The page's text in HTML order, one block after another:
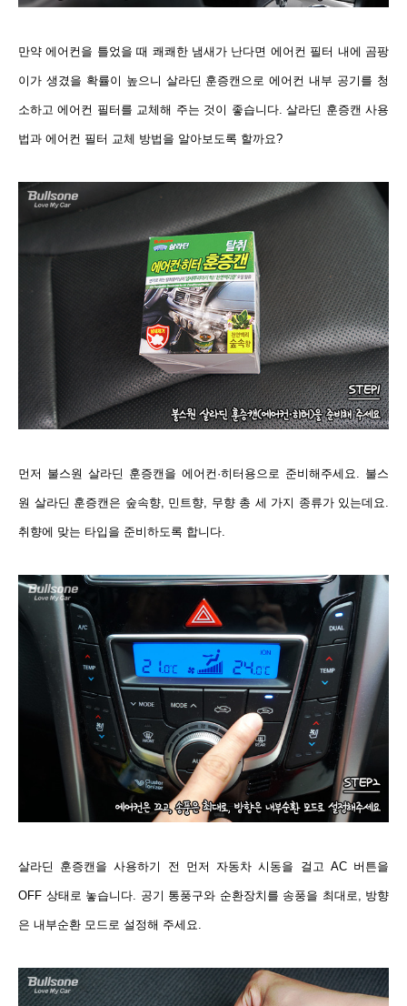
만약 에어컨을 틀었을 때 쾌쾌한 냄새가 난다면 에어컨 필터 내에 곰팡
이가 생겼을 확률이 높으니 살라딘 훈증캔으로 에어컨 내부 공기를 청
소하고 에어컨 필터를 교체해 주는 것이 좋습니다. 살라딘 훈증캔 사용
법과 에어컨 필터 교체 방법을 알아보도록 할까요?
먼저 불스원 살라딘 훈증캔을 에어컨·히터용으로 준비해주세요. 불스
원 살라딘 훈증캔은 숲속향, 민트향, 무향 총 세 가지 종류가 있는데요.
취향에 맞는 타입을 준비하도록 합니다.
살라딘 훈증캔을 사용하기 전 먼저 자동차 시동을 걸고 AC 버튼을
OFF 상태로 놓습니다. 공기 통풍구와 순환장치를 송풍을 최대로, 방향
은 내부순환 모드로 설정해 주세요.